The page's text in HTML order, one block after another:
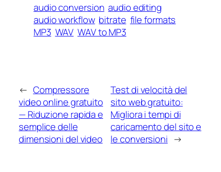
audio conversion audio editing
audio workflow bitrate file formats
MP3 WAV WAV to MP3
← Compressore
video online gratuito
— Riduzione rapida e
semplice delle
dimensioni del video
Test di velocità del
sito web gratuito:
Migliora i tempi di
caricamento del sito e
le conversioni →